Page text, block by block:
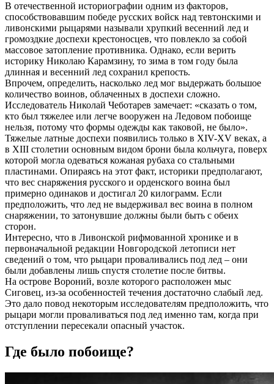
В отечественной историографии одним из факторов,
способствовавшим победе русских войск над тевтонскими и
ливонскими рыцарями называли хрупкий весенний лед и
громоздкие доспехи крестоносцев, что повлекло за собой
массовое затопление противника. Однако, если верить
историку Николаю Карамзину, то зима в том году была
длинная и весенний лед сохранил крепость.
Впрочем, определить, насколько лед мог выдержать большое
количество воинов, облаченных в доспехи сложно.
Исследователь Николай Чеботарев замечает: «сказать о том,
кто был тяжелее или легче вооружен на Ледовом побоище
нельзя, потому что формы одежды как таковой, не было».
Тяжелые латные доспехи появились только в XIV-XV веках, а
в XIII столетии основным видом брони была кольчуга, поверх
которой могла одеваться кожаная рубаха со стальными
пластинами. Опираясь на этот факт, историки предполагают,
что вес снаряжения русского и орденского воина был
примерно одинаков и достигал 20 килограмм. Если
предположить, что лед не выдерживал вес воина в полном
снаряжении, то затонувшие должны были быть с обеих
сторон.
Интересно, что в Ливонской рифмованной хронике и в
первоначальной редакции Новгородской летописи нет
сведений о том, что рыцари проваливались под лед – они
были добавлены лишь спустя столетие после битвы.
На острове Вороний, возле которого расположен мыс
Сиговец, из-за особенностей течения достаточно слабый лед.
Это дало повод некоторым исследователям предположить, что
рыцари могли проваливаться под лед именно там, когда при
отступлении пересекали опасный участок.
Где было побоище?